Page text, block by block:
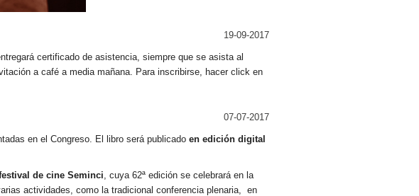
19-09-2017
certificado de asistencia, siempre que se asista al
a café a media mañana. Para inscribirse, hacer click en
07-07-2017
en el Congreso. El libro será publicado en edición digital
de cine Seminci , cuya 62ª edición se celebrará en la
actividades, como la tradicional conferencia plenaria, en